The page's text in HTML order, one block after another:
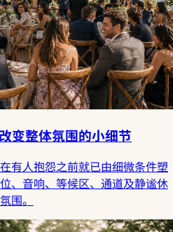
变整体氛围的小细节
有人抱怨之前就已由细微条件塑
、音响、等候区、通道及静谧休
围。